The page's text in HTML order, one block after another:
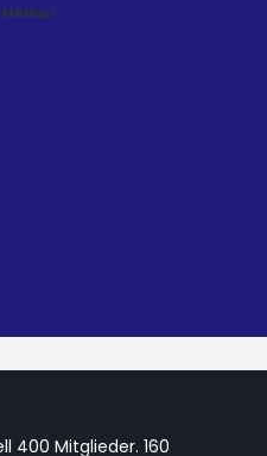
Medien
400 Mitglieder. 160